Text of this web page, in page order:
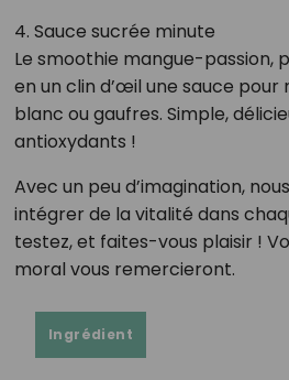
4. Sauce sucrée minute
Le smoothie mangue-passion,
en un clin d’œil une sauce
blanc ou gaufres. Simple,
antioxydants !
Avec un peu d’imagination,
intégrer de la vitalité dans
testez, et faites-vous plaisir !
moral vous remercieront.
Ingrédient